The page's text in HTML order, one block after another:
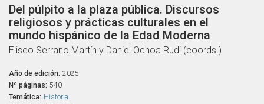
Del púlpito a la plaza pública. Discursos
religiosos y prácticas culturales en el
mundo hispánico de la Edad Moderna
Eliseo Serrano Martín y Daniel Ochoa Rudi (coords.)
Año de edición: 2025
Nº páginas: 540
Temática: Historia